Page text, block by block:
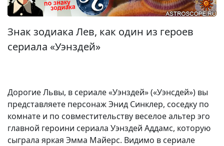
Знак зодиака Лев, как один из героев
сериала «Уэнздей»
Дорогие Львы, в сериале «Уэнздей» («Уэнсдей») вы
представляете персонаж Энид Синклер, соседку по
комнате и по совместительству веселое альтер эго
главной героини сериала Уэнздей Аддамс, которую
сыграла яркая Эмма Майерс. Видимо в сериале